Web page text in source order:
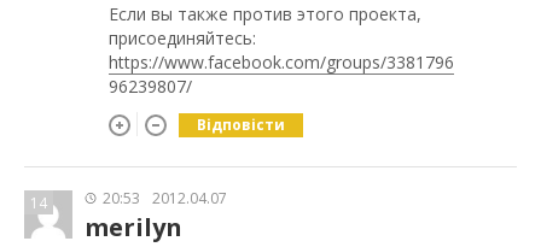
Если вы также против этого проекта,
присоединяйтесь:
https://www.facebook.com/groups/3381796
96239807/
Відповісти
14 20:53 2012.04.07
merilyn